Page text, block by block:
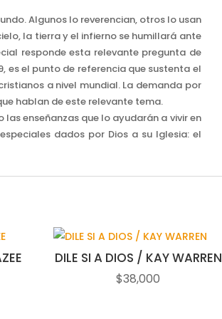
Algunos lo reverencian, otros lo usan
la tierra y el infierno se humillará ante
responde esta relevante pregunta de
es el punto de referencia que sustenta el
a nivel mundial. La demanda por
hablan de este relevante tema.
enseñanzas que lo ayudarán a vivir en
dados por Dios a su Iglesia: el
DILE SI A DIOS / KAY WARREN
$38,000